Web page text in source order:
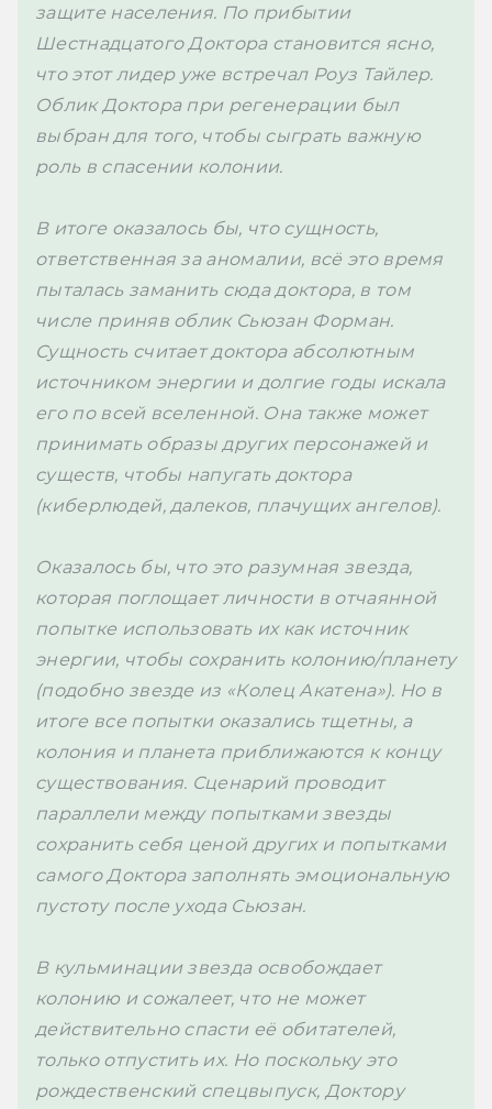
защите населения. По прибытии
Шестнадцатого Доктора становится ясно,
что этот лидер уже встречал Роуз Тайлер.
Облик Доктора при регенерации был
выбран для того, чтобы сыграть важную
роль в спасении колонии.
В итоге оказалось бы, что сущность,
ответственная за аномалии, всё это время
пыталась заманить сюда доктора, в том
Сущность считает доктора абсолютным
источником энергии и долгие годы искала
его по всей вселенной. Она также может
принимать образы других персонажей и
существ, чтобы напугать доктора
(киберлюдей, далеков, плачущих ангелов).
Оказалось бы, что это разумная звезда,
которая поглощает личности в отчаянной
попытке использовать их как источник
энергии, чтобы сохранить колонию/планету
(подобно звезде из «Колец Акатена»). Но в
итоге все попытки оказались тщетны, а
колония и планета приближаются к концу
существования. Сценарий проводит
параллели между попытками звезды
сохранить себя ценой других и попытками
самого Доктора заполнять эмоциональную
пустоту после ухода Сьюзан.
В кульминации звезда освобождает
колонию и сожалеет, что не может
действительно спасти её обитателей,
только отпустить их. Но поскольку это
рождественский спецвыпуск, Доктору